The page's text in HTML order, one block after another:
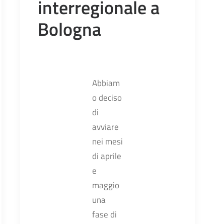
interregionale a
Bologna
Abbiam
o deciso
di
avviare
nei mesi
di aprile
e
maggio
una
fase di